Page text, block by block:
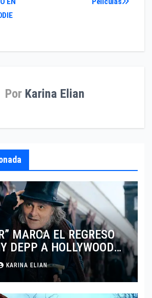
Por Karina Elian
MARCA EL REGRESO
DEPP A HOLLYWOOD
POR EL CINE
EUROPEO
KARINA ELIAN